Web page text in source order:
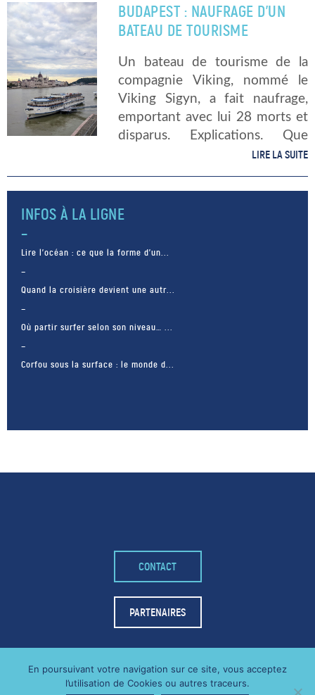
empreinte carbone de 20%. Un
[…]
BUDAPEST : NAUFRAGE D’UN
BATEAU DE TOURISME
Un bateau de tourisme de la
compagnie Viking, nommé le
Viking Sigyn, a fait naufrage,
emportant avec lui 28 morts et
disparus. Explications. Que
s’est-il passé ? Durant cette
entré en collision avec un […]
LIRE LA SUITE
INFOS À LA LIGNE
Lire l’océan : ce que la forme d’un...
Quand la croisière devient une autr...
Où partir surfer selon son niveau… ...
Corfou sous la surface : le monde d...
POUR LIKER
TA MER
J'AIME
CONTACT
PARTENAIRES
En poursuivant votre navigation sur ce site, vous acceptez
l’utilisation de Cookies ou autres traceurs.